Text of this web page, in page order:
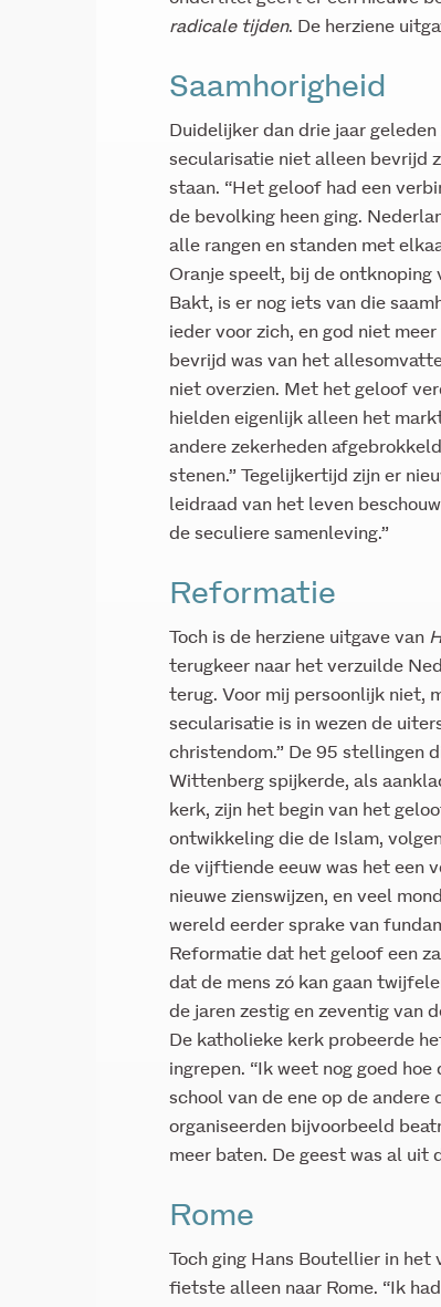
radicale tijden. De herziene
Saamhorigheid
Duidelijker dan drie jaar
secularisatie niet alleen bevrijd
staan. “Het geloof had een
de bevolking heen ging.
alle rangen en standen met
Oranje speelt, bij de
Bakt, is er nog iets van die
ieder voor zich, en god niet
bevrijd was van het
niet overzien. Met het geloof
hielden eigenlijk alleen het
andere zekerheden
stenen.” Tegelijkertijd zijn er
leidraad van het leven
de seculiere samenleving.”
Reformatie
Toch is de herziene uitgave van
terugkeer naar het verzuilde
terug. Voor mij persoonlijk niet,
secularisatie is in wezen de
christendom.” De 95 stellingen
Wittenberg spijkerde, als
kerk, zijn het begin van het
ontwikkeling die de Islam,
de vijftiende eeuw was het een
nieuwe zienswijzen, en veel
wereld eerder sprake van
Reformatie dat het geloof een
dat de mens zó kan gaan
de jaren zestig en zeventig van
De katholieke kerk probeerde
ingrepen. “Ik weet nog goed
school van de ene op de andere
organiseerden bijvoorbeeld
meer baten. De geest was al uit
Rome
Toch ging Hans Boutellier in het
fietste alleen naar Rome. “Ik